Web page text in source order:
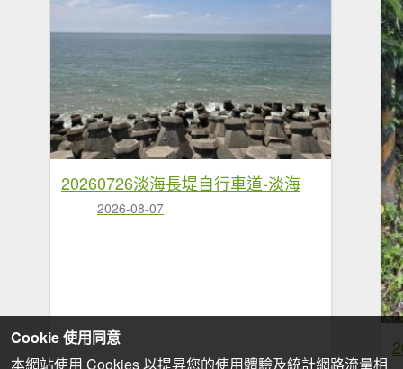
20260726淡海長堤自行車道-淡海
2026-08-07
Cookie 使用同意
本網站使用 Cookies 以提昇您的使用體驗及統計網路流量相